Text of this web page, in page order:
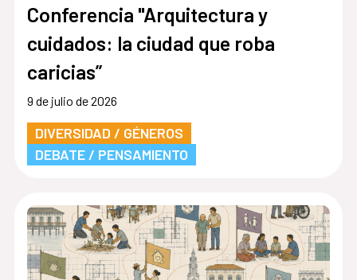
Conferencia "Arquitectura y
cuidados: la ciudad que roba
caricias”
9 de julio de 2026
DIVERSIDAD / GÉNEROS
DEBATE / PENSAMIENTO